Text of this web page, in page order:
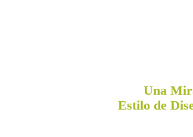
Una
Estilo de